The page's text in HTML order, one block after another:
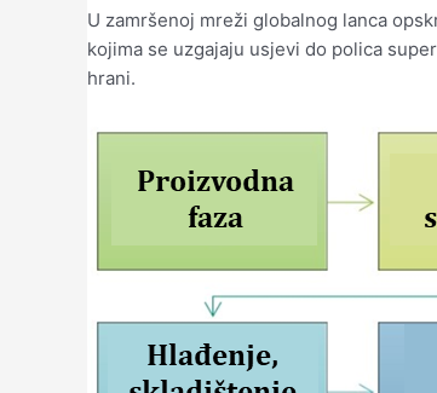
U zamršenoj mreži globalnog lanca
kojima se uzgajaju usjevi do polica
hrani.